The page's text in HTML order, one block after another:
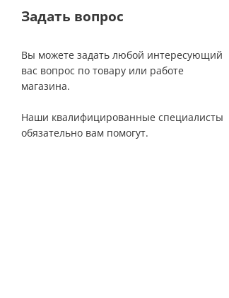
Задать вопрос
Вы можете задать любой интересующий
вас вопрос по товару или работе
магазина.
Наши квалифицированные специалисты
обязательно вам помогут.